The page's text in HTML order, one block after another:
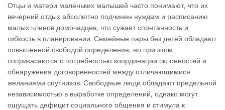
Отцы и матери маленьких малышей часто понимают, что их
вечерний отдых абсолютно подчинен нуждам и расписанию
малых членов домочадцев, что сужает спонтанность и
гибкость в планировании. Семейные пары без детей обладают
повышенной свободой определения, но при этом
соприкасаются с потребностью координации склонностей и
обнаружения договоренностей между отличающимися
желаниями спутников. Свободные люди обладают предельной
независимостью в выработке определений, однако могут
ощущать дефицит социального общения и стимула к